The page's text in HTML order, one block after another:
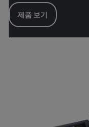
제품 보기